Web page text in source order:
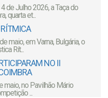
de Julho 2026, a Taça do
quarta et...
maio, em Varna, Bulgária, o
Rít...
NO II
maio, no Pavilhão Mário
...